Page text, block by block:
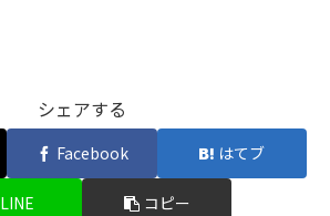
シェアする
Facebook はてブ
LINE コピー